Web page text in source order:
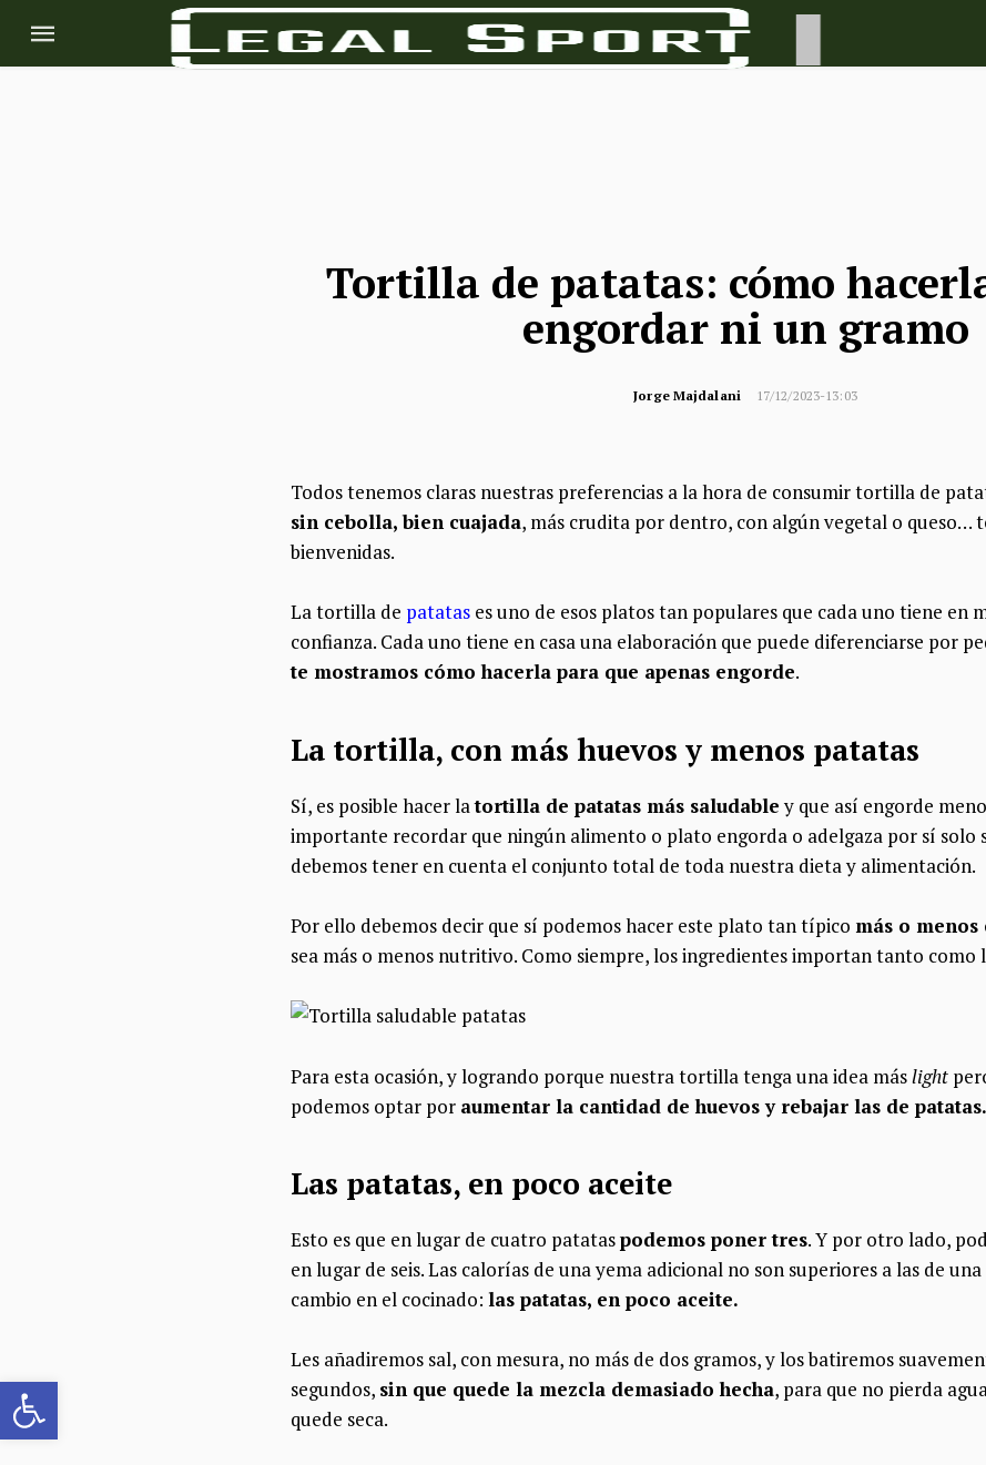
Abrir barra de herramientas
Tortilla de patatas: cómo
engordar ni un gramo
Jorge Majdalani 17/12/2023-13:03
Todos tenemos claras nuestras preferencias a la hora de consumir tortilla de
sin cebolla, bien cuajada, más crudita por dentro, con algún vegetal o queso…
bienvenidas.
La tortilla de patatas es uno de esos platos tan populares que cada uno tiene en
confianza. Cada uno tiene en casa una elaboración que puede diferenciarse por
te mostramos cómo hacerla para que apenas engorde.
La tortilla, con más huevos y menos patatas
Sí, es posible hacer latortilla de patatas más saludabley que así engorde
importante recordar que ningún alimento o plato engorda o adelgaza por sí solo
debemos tener en cuenta el conjunto total de toda nuestra dieta y alimentación.
Por ello debemos decir que sí podemos hacer este plato tan típico más o
sea más o menos nutritivo. Como siempre, los ingredientes importan tanto como
Para esta ocasión, y logrando porque nuestra tortilla tenga una idea máslight
podemos optar por aumentar la cantidad de huevos y rebajar las de patatas.
Las patatas, en poco aceite
Esto es que en lugar de cuatro patataspodemos poner tres. Y por otro lado,
en lugar de seis. Las calorías de una yema adicional no son superiores a las de
cambio en el cocinado: las patatas, en poco aceite.
Les añadiremos sal, con mesura, no más de dos gramos, y los batiremos
segundos, sin que quede la mezcla demasiado hecha, para que no pierda
quede seca.